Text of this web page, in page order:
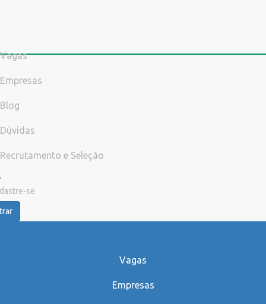
Vagas
Empresas
Blog
Dúvidas
Recrutamento e Seleção
se
Vagas
Empresas